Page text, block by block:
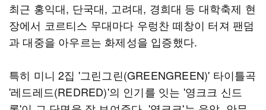
최근 홍익대, 단국대, 고려대, 경희대 등 대학축제 현
장에서 코르티스 무대마다 우렁찬 떼창이 터져 팬덤
과 대중을 아우르는 화제성을 입증했다.
특히 미니 2집 '그린그린(GREENGREEN)' 타이틀곡
'레드레드(REDRED)'의 인기를 잇는 '영크크 신드